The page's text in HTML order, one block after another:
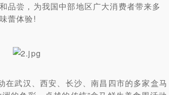
品尝，为我国中部地区广大消费者带来多
蕾体验!
武汉、西安、长沙、南昌四市的多家盒马